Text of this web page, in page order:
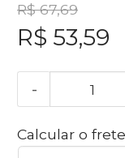
R$ 67,69
R$ 53,59
-
Calcular o frete